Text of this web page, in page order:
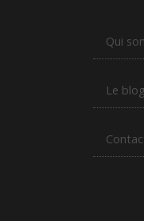
Qui
Le blog